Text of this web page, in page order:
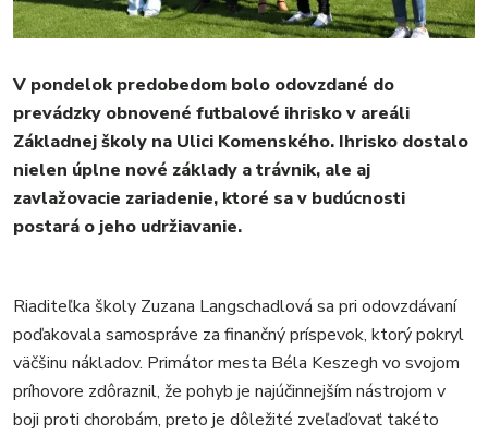
REGIÓN
KULTÚRA
FOTKY
VIDEO
MIX
V pondelok predobedom bolo odovzdané do
prevádzky obnovené futbalové ihrisko v areáli
Základnej školy na Ulici Komenského. Ihrisko dostalo
nielen úplne nové základy a trávnik, ale aj
zavlažovacie zariadenie, ktoré sa v budúcnosti
postará o jeho udržiavanie.
Riaditeľka školy Zuzana Langschadlová sa pri odovzdávaní
poďakovala samospráve za finančný príspevok, ktorý pokryl
väčšinu nákladov. Primátor mesta Béla Keszegh vo svojom
príhovore zdôraznil, že pohyb je najúčinnejším nástrojom v
boji proti chorobám, preto je dôležité zveľaďovať takéto